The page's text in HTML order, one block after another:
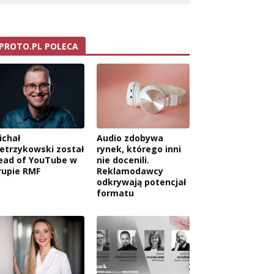
PROTO.PL POLECA
został
of YouTube w
RMF
Audio zdobywa
rynek, którego inni
nie docenili.
Reklamodawcy
odkrywają potencjał
formatu